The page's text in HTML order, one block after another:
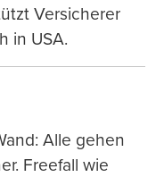
Versicherer
in USA.
Alle gehen
Freefall wie